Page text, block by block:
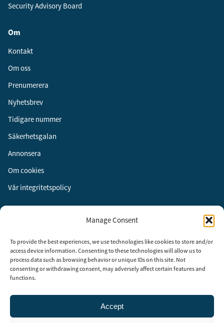
Manage Consent
To provide the best experiences, we use technologies like cookies to store and/or
access device information. Consenting to these technologies will allow us to
process data such as browsing behavior or unique IDs on this site. Not
consenting or withdrawing consent, may adversely affect certain features and
functions.
Accept
Security Advisory Board
Om
Kontakt
Om oss
Prenumerera
Nyhetsbrev
Tidigare nummer
Säkerhetsgalan
Annonsera
Om cookies
Vår integritetspolicy
Instagram
LinkedIn